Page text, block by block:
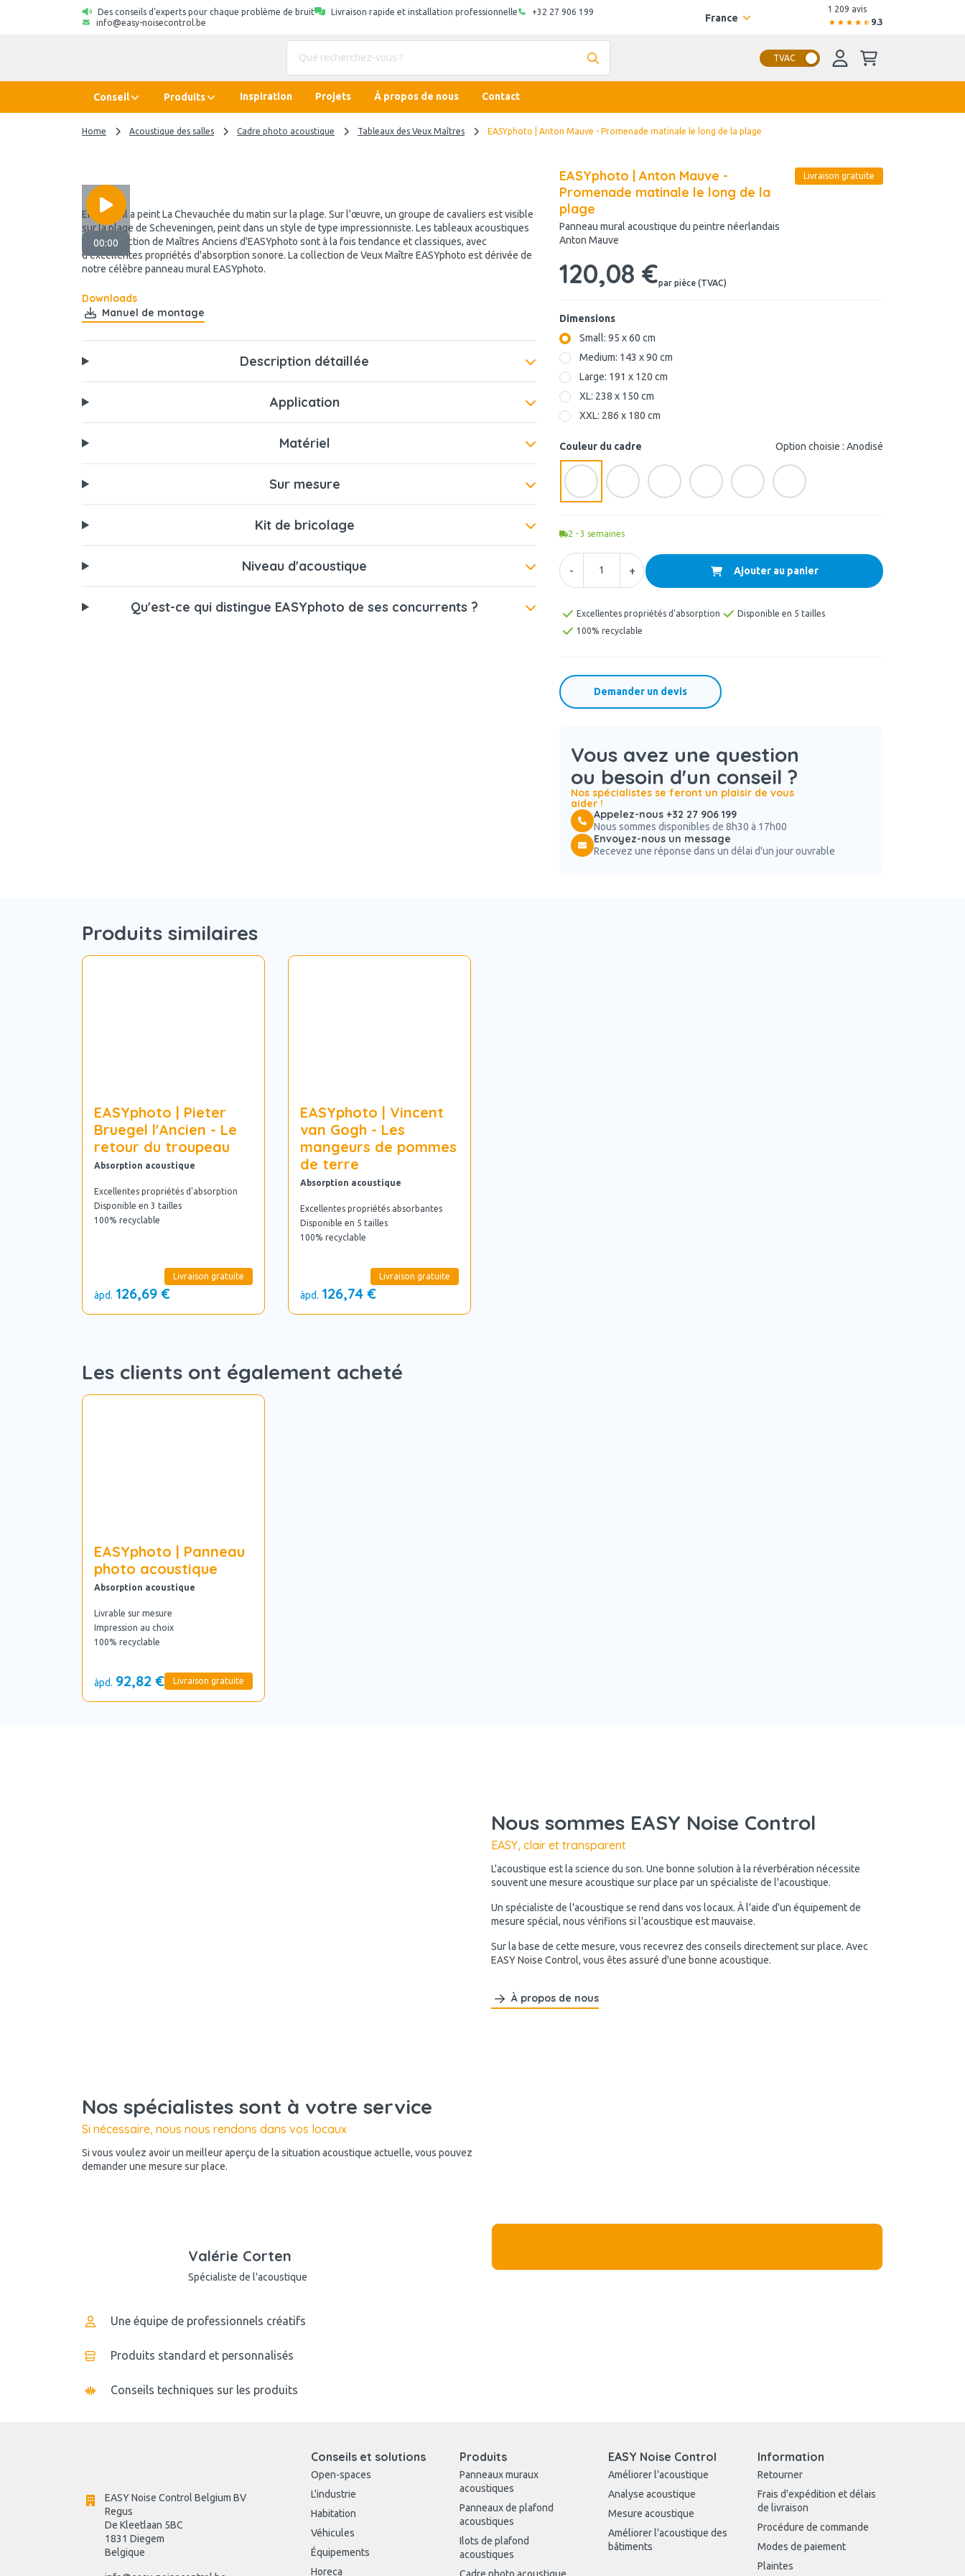
Des conseils d'experts pour chaque problème de bruit Livraison rapide et installation professionnelle
+32 27 906 199
info@easy-noisecontrol.be
France
1 209 avis
9.3
TVAC
Conseil Produits Inspiration Projets À propos de nous Contact
Home Acoustique des salles Cadre photo acoustique Tableaux des Veux Maîtres EASYphoto | Anton Mauve - Promenade matinale le long de la plage
EASYphoto | Anton Mauve -
Promenade matinale le long de la
plage
Panneau mural acoustique du peintre néerlandais
Anton Mauve
Livraison gratuite
120,08 €par pièce (TVAC)
Dimensions
Small: 95 x 60 cm
Medium: 143 x 90 cm
Large: 191 x 120 cm
XL: 238 x 150 cm
XXL: 286 x 180 cm
Couleur du cadre Option choisie : Anodisé
2 - 3 semaines
- + Ajouter au panier
Excellentes propriétés d'absorption
Disponible en 5 tailles
100% recyclable
Demander un devis
Vous avez une question
ou besoin d'un conseil ?
Nos spécialistes se feront un plaisir de vous
aider !
Appelez-nous +32 27 906 199
Nous sommes disponibles de 8h30 à 17h00
Envoyez-nous un message
Recevez une réponse dans un délai d'un jour ouvrable
00:00
En 1876, il a peint La Chevauchée du matin sur la plage. Sur l'œuvre, un groupe de cavaliers est visible
sur la plage de Scheveningen, peint dans un style de type impressionniste. Les tableaux acoustiques
de la collection de Maîtres Anciens d'EASYphoto sont à la fois tendance et classiques, avec
d'excellentes propriétés d'absorption sonore. La collection de Veux Maître EASYphoto est dérivée de
notre célèbre panneau mural EASYphoto.
Downloads
Manuel de montage
Description détaillée
Application
Matériel
Sur mesure
Kit de bricolage
Niveau d'acoustique
Qu'est-ce qui distingue EASYphoto de ses concurrents ?
Produits similaires
EASYphoto | Pieter
Bruegel l'Ancien - Le
retour du troupeau
Absorption acoustique
Excellentes propriétés d'absorption
Disponible en 3 tailles
100% recyclable
Livraison gratuite
àpd. 126,69 €
EASYphoto | Vincent
van Gogh - Les
mangeurs de pommes
de terre
Absorption acoustique
Excellentes propriétés absorbantes
Disponible en 5 tailles
100% recyclable
Livraison gratuite
àpd. 126,74 €
Les clients ont également acheté
EASYphoto | Panneau
photo acoustique
Absorption acoustique
Livrable sur mesure
Impression au choix
100% recyclable
Livraison gratuite
àpd. 92,82 €
Nous sommes EASY Noise Control
EASY, clair et transparent
L'acoustique est la science du son. Une bonne solution à la réverbération nécessite
souvent une mesure acoustique sur place par un spécialiste de l'acoustique.
Un spécialiste de l'acoustique se rend dans vos locaux. À l'aide d'un équipement de
mesure spécial, nous vérifions si l'acoustique est mauvaise.
Sur la base de cette mesure, vous recevrez des conseils directement sur place. Avec
EASY Noise Control, vous êtes assuré d'une bonne acoustique.
À propos de nous
Nos spécialistes sont à votre service
Si nécessaire, nous nous rendons dans vos locaux
Si vous voulez avoir un meilleur aperçu de la situation acoustique actuelle, vous pouvez
demander une mesure sur place.
Valérie Corten
Spécialiste de l'acoustique
Une équipe de professionnels créatifs
Produits standard et personnalisés
Conseils techniques sur les produits
EASY Noise Control Belgium BV
Regus
De Kleetlaan 5BC
1831 Diegem
Belgique
Conseils et solutions
Open-spaces
L'industrie
Habitation
Véhicules
Équipements
Horeca
Produits
Panneaux muraux
acoustiques
Panneaux de plafond
acoustiques
Ilots de plafond
acoustiques
EASY Noise Control
Améliorer l'acoustique
Analyse acoustique
Mesure acoustique
Améliorer l'acoustique des
bâtiments
Information
Retourner
Frais d'expédition et délais
de livraison
Procédure de commande
Modes de paiement
Plaintes